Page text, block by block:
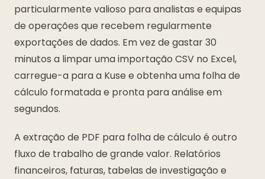
particularmente valioso para analistas e equipas
de operações que recebem regularmente
exportações de dados. Em vez de gastar 30
minutos a limpar uma importação CSV no Excel,
carregue-a para a Kuse e obtenha uma folha de
cálculo formatada e pronta para análise em
segundos.
A extração de PDF para folha de cálculo é outro
fluxo de trabalho de grande valor. Relatórios
financeiros, faturas, tabelas de investigação e